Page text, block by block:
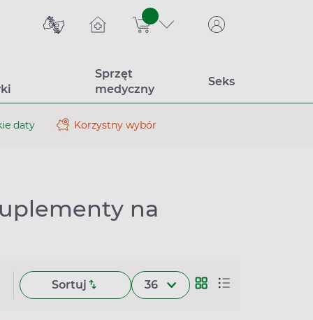
sztuk
Sprzęt
medyczny
Seks
daty Korzystny wybór
na
Sortuj 36